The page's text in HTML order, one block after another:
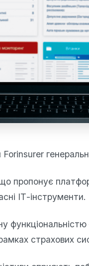
пропонує
ІТ-інструменти.
страхових